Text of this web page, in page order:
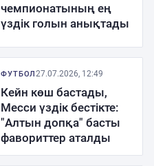
чемпионатының ең
үздік голын анықтады
ФУТБОЛ27.07.2026, 12:49
Кейн көш бастады,
Месси үздік бестікте:
"Алтын допқа" басты
фавориттер аталды